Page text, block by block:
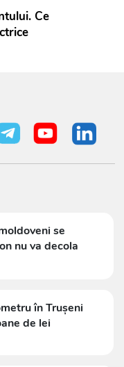
Ce
se
nu va decola
în Trușeni
de lei